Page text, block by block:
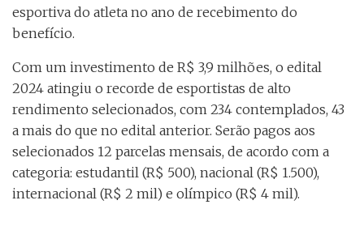
esportiva do atleta no ano de recebimento do
benefício.
Com um investimento de R$ 3,9 milhões, o edital
2024 atingiu o recorde de esportistas de alto
rendimento selecionados, com 234 contemplados, 43
a mais do que no edital anterior. Serão pagos aos
selecionados 12 parcelas mensais, de acordo com a
categoria: estudantil (R$ 500), nacional (R$ 1.500),
internacional (R$ 2 mil) e olímpico (R$ 4 mil).